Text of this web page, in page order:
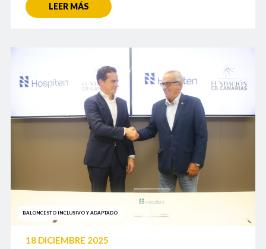
LEER MÁS
BALONCESTO INCLUSIVO Y ADAPTADO
18 DICIEMBRE 2025